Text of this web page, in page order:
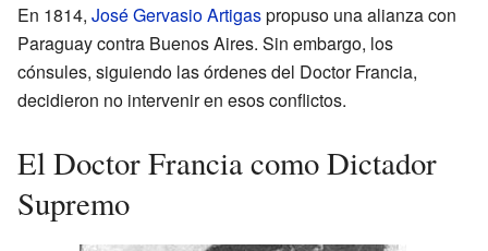
En 1814, José Gervasio Artigaspropuso una alianza con
Paraguay contra Buenos Aires. Sin embargo, los
cónsules, siguiendo las órdenes del Doctor Francia,
decidieron no intervenir en esos conflictos.
El Doctor Francia como Dictador
Supremo